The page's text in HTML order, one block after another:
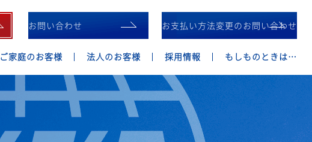
お問い合わせ お支払い方法変更のお問い合わせ
ご家庭のお客様 法人のお客様 採用情報 もしものときは…